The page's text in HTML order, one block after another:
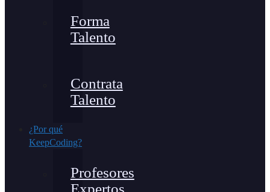
Forma
Talento
Contrata
Talento
¿Por qué
KeepCoding?
Profesores
Expertos